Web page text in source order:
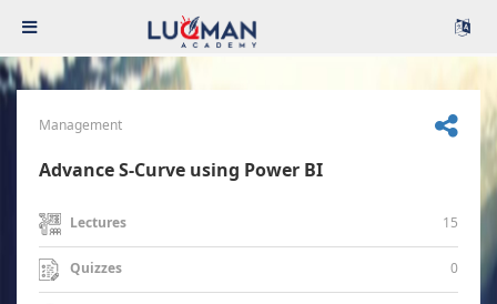
Management
Advance S-Curve using Power BI
Lectures 15
Quizzes 0